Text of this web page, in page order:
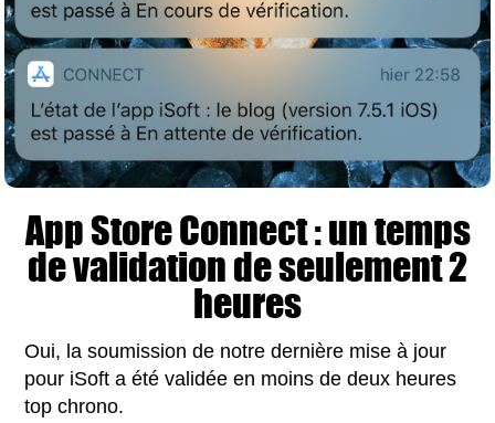
App Store Connect : un temps
de validation de seulement 2
heures
Oui, la soumission de notre dernière mise à jour
pour iSoft a été validée en moins de deux heures
top chrono.